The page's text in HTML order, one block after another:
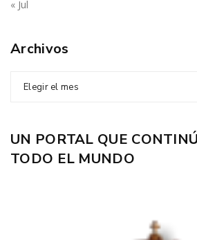
« Jul
Archivos
Elegir el mes
UN PORTAL QUE
TODO EL MUNDO